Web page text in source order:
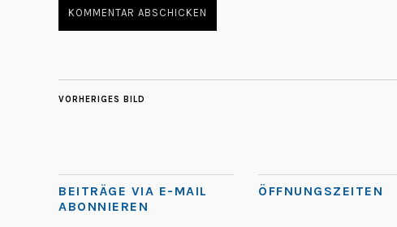
VORHERIGES BILD
BEITRÄGE VIA E-MAIL
ABONNIEREN
ÖFFNUNGSZEITEN